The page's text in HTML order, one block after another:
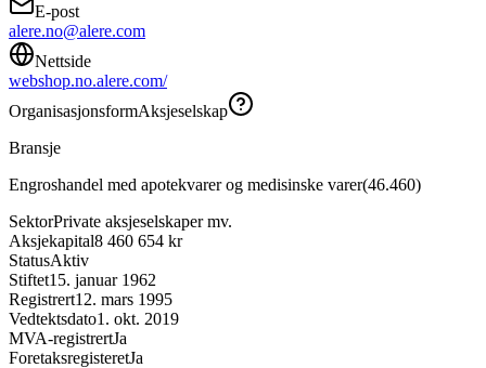
E-post
alere.no@alere.com
Nettside
webshop.no.alere.com/
OrganisasjonsformAksjeselskap
Bransje
Engroshandel med apotekvarer og medisinske varer(46.460)
SektorPrivate aksjeselskaper mv.
Aksjekapital8 460 654 kr
StatusAktiv
Stiftet15. januar 1962
Registrert12. mars 1995
Vedtektsdato1. okt. 2019
MVA-registrertJa
ForetaksregisteretJa